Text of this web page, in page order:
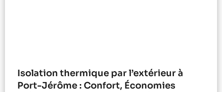
Isolation thermique par l’extérieur à
Port-Jérôme : Confort, Économies